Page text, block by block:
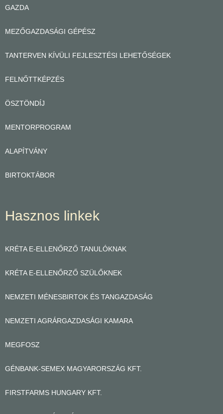
GAZDA
MEZŐGAZDASÁGI GÉPÉSZ
TANTERVEN KÍVÜLI FEJLESZTÉSI LEHETŐSÉGEK
FELNŐTTKÉPZÉS
ÖSZTÖNDÍJ
MENTORPROGRAM
ALAPÍTVÁNY
BIRTOKTÁBOR
Hasznos linkek
KRÉTA E-ELLENŐRZŐ TANULÓKNAK
KRÉTA E-ELLENŐRZŐ SZÜLŐKNEK
NEMZETI MÉNESBIRTOK ÉS TANGAZDASÁG
NEMZETI AGRÁRGAZDASÁGI KAMARA
MEGFOSZ
GÉNBANK-SEMEX MAGYARORSZÁG KFT.
FIRSTFARMS HUNGARY KFT.